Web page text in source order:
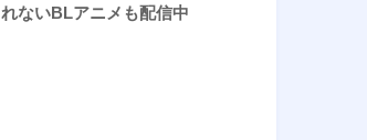
れないBLアニメも配信中